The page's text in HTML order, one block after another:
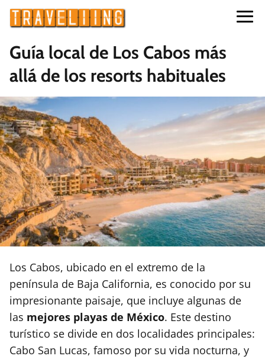
Guía local de Los Cabos más
allá de los resorts habituales
Los Cabos, ubicado en el extremo de la
península de Baja California, es conocido por su
impresionante paisaje, que incluye algunas de
las mejores playas de México. Este destino
turístico se divide en dos localidades principales:
Cabo San Lucas, famoso por su vida nocturna, y